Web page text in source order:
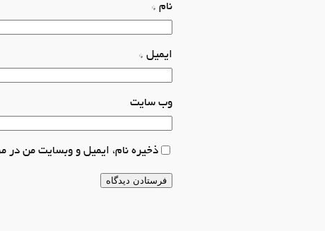
نام *
ایمیل *
وب‌ سایت
ذخیره نام، ایمیل و وبسایت من در